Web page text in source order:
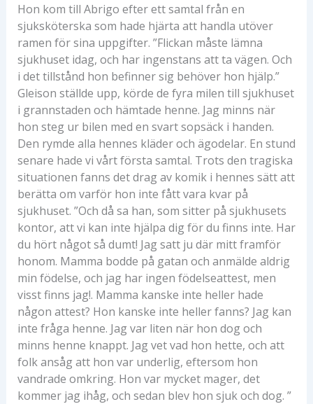
Hon kom till Abrigo efter ett samtal från en
sjuksköterska som hade hjärta att handla utöver
ramen för sina uppgifter. ”Flickan måste lämna
sjukhuset idag, och har ingenstans att ta vägen. Och
i det tillstånd hon befinner sig behöver hon hjälp.”
Gleison ställde upp, körde de fyra milen till sjukhuset
i grannstaden och hämtade henne. Jag minns när
hon steg ur bilen med en svart sopsäck i handen.
Den rymde alla hennes kläder och ägodelar. En stund
senare hade vi vårt första samtal. Trots den tragiska
situationen fanns det drag av komik i hennes sätt att
berätta om varför hon inte fått vara kvar på
sjukhuset. ”Och då sa han, som sitter på sjukhusets
kontor, att vi kan inte hjälpa dig för du finns inte. Har
du hört något så dumt! Jag satt ju där mitt framför
honom. Mamma bodde på gatan och anmälde aldrig
min födelse, och jag har ingen födelseattest, men
visst finns jag!. Mamma kanske inte heller hade
någon attest? Hon kanske inte heller fanns? Jag kan
inte fråga henne. Jag var liten när hon dog och
minns henne knappt. Jag vet vad hon hette, och att
folk ansåg att hon var underlig, eftersom hon
vandrade omkring. Hon var mycket mager, det
kommer jag ihåg, och sedan blev hon sjuk och dog. ”